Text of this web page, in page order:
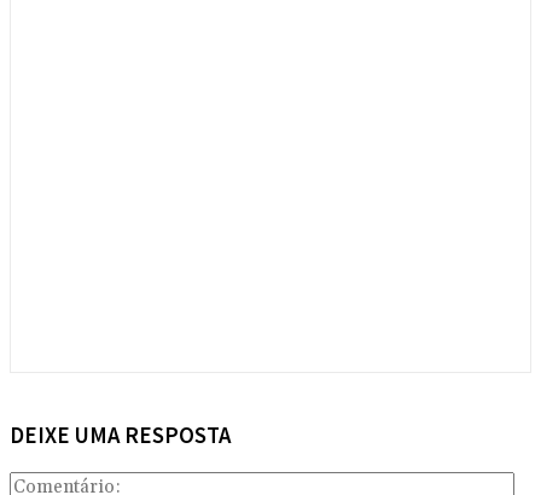
DEIXE UMA RESPOSTA